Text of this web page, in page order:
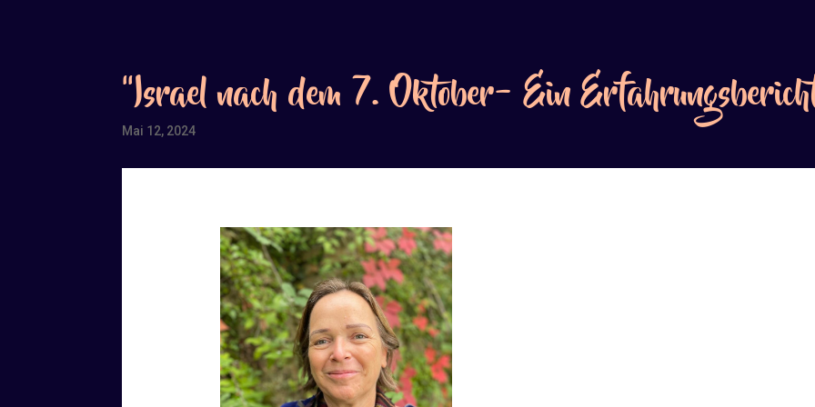
“Israel nach dem 7. Oktober- Ein
Mai 12, 2024